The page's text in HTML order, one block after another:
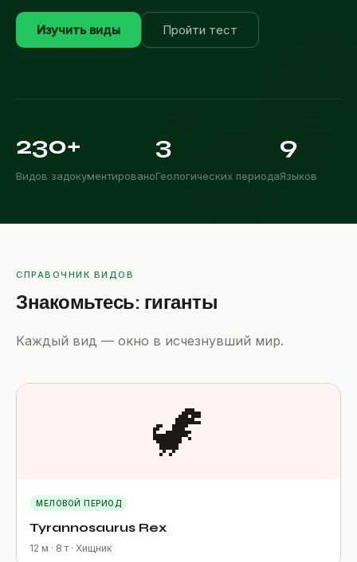
Изучить виды Пройти тест
230+
Видов задокументировано
3
Геологических периода
9
Языков
СПРАВОЧНИК ВИДОВ
Знакомьтесь: гиганты
Каждый вид — окно в исчезнувший мир.
🦖
МЕЛОВОЙ ПЕРИОД
Tyrannosaurus Rex
12 м · 8 т · Хищник